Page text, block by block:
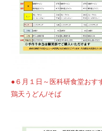
●６月１日～医科研食堂お
鶏天うどん/そば